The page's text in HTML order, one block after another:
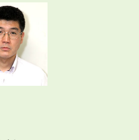
受付内容・発送状況の確認
個人情報取扱規定
テレメール進学カタログ
訂正のご案内